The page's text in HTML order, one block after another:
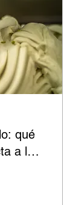
qué
a la